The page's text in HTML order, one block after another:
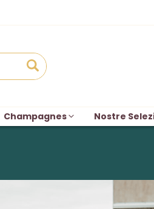
Champagnes Nostre